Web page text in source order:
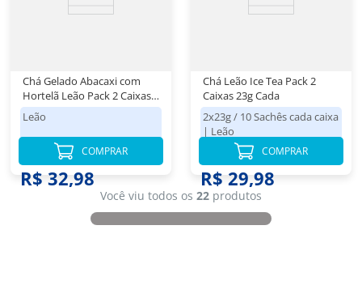
Chá Gelado Abacaxi com
Hortelã Leão Pack 2 Caixas
25g Cada
Leão
R$ 32,98
COMPRAR
Chá Leão Ice Tea Pack 2
Caixas 23g Cada
2x23g / 10 Sachês cada caixa
| Leão
R$ 29,98
COMPRAR
Você viu todos os 22 produtos